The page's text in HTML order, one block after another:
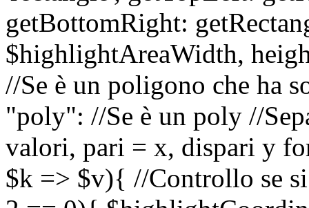
getBottomRight:
$highlightAreaWidth,
//Se è un poligono che ha
"poly": //Se è un poly //
valori, pari = x, dispari y
$k => $v){ //Controllo se